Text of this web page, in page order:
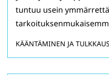
tuntuu usein
KÄÄNTÄMINEN JA TULKKAUS